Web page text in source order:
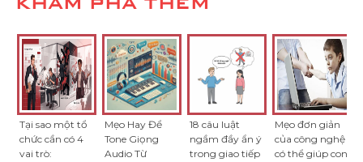
Tại sao một tổ
chức cần có 4
Mẹo Hay Để
Tone Giọng
18 câu luật
ngầm đầy ẩn ý
Mẹo đơn giản
của công nghệ